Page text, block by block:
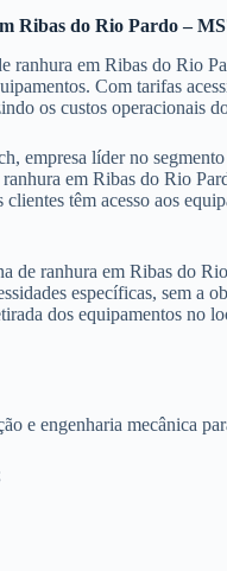
Ribas do Rio Pardo –
ranhura em Ribas do Rio
Com tarifas
os custos operacionais
empresa líder no
em Ribas do Rio
têm acesso aos
de ranhura em Ribas do
específicas, sem a
dos equipamentos no
e engenharia mecânica